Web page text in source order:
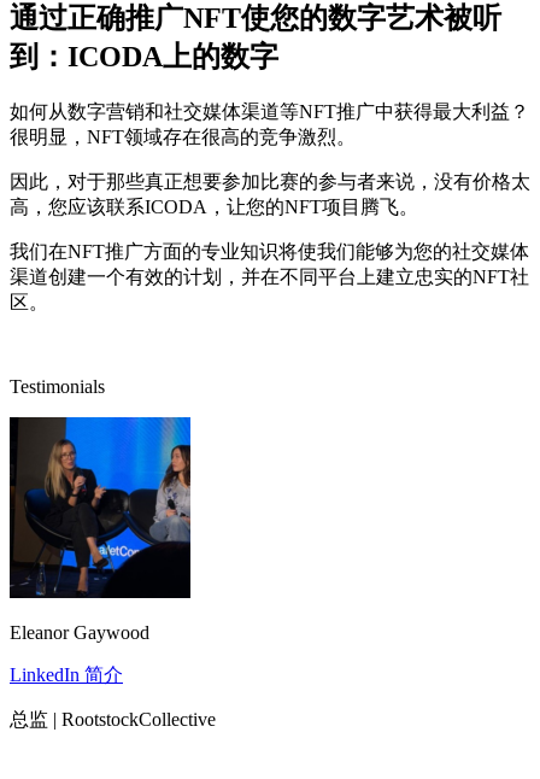
通过正确推广NFT使您的数字艺术被听
到：ICODA上的数字
如何从数字营销和社交媒体渠道等NFT推广中获得最大利益？
很明显，NFT领域存在很高的竞争激烈。
因此，对于那些真正想要参加比赛的参与者来说，没有价格太
高，您应该联系ICODA，让您的NFT项目腾飞。
我们在NFT推广方面的专业知识将使我们能够为您的社交媒体
渠道创建一个有效的计划，并在不同平台上建立忠实的NFT社
区。
Testimonials
Eleanor Gaywood
LinkedIn 简介
总监 | RootstockCollective